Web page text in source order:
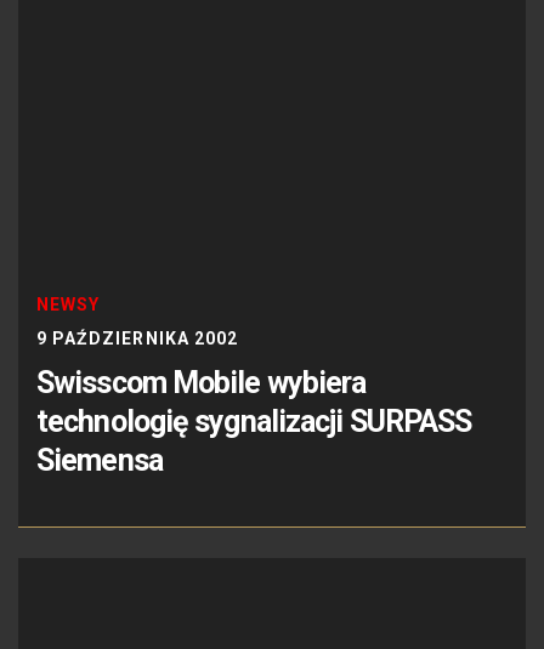
NEWSY
9 PAŹDZIERNIKA 2002
Swisscom Mobile wybiera
technologię sygnalizacji SURPASS
Siemensa